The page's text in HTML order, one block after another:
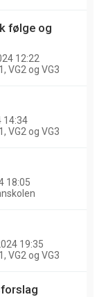
følge og
12:22
VG2 og VG3
14:34
VG2 og VG3
18:05
19:35
VG2 og VG3